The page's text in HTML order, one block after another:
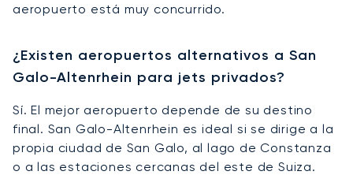
aeropuerto está muy concurrido.
¿Existen aeropuertos alternativos a San
Galo-Altenrhein para jets privados?
Sí. El mejor aeropuerto depende de su destino
final. San Galo-Altenrhein es ideal si se dirige a la
propia ciudad de San Galo, al lago de Constanza
o a las estaciones cercanas del este de Suiza.